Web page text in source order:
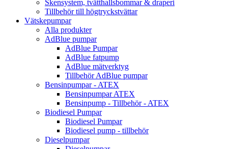
Skensystem, tvätthallsbommar & draperi
Tillbehör till högtryckstvättar
Vätskepumpar
Alla produkter
AdBlue pumpar
AdBlue Pumpar
AdBlue fatpump
AdBlue mätverktyg
Tillbehör AdBlue pumpar
Bensinpumpar - ATEX
Bensinpumpar ATEX
Bensinpump - Tillbehör - ATEX
Biodiesel Pumpar
Biodiesel Pumpar
Biodiesel pump - tillbehör
Dieselpumpar